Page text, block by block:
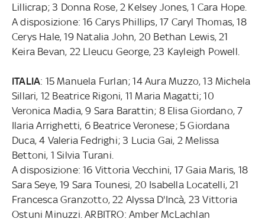
Lillicrap; 3 Donna Rose, 2 Kelsey Jones, 1 Cara Hope.
A disposizione: 16 Carys Phillips, 17 Caryl Thomas, 18
Cerys Hale, 19 Natalia John, 20 Bethan Lewis, 21
Keira Bevan, 22 Lleucu George, 23 Kayleigh Powell.
ITALIA: 15 Manuela Furlan; 14 Aura Muzzo, 13 Michela
Sillari, 12 Beatrice Rigoni, 11 Maria Magatti; 10
Veronica Madia, 9 Sara Barattin; 8 Elisa Giordano, 7
Ilaria Arrighetti, 6 Beatrice Veronese; 5 Giordana
Duca, 4 Valeria Fedrighi; 3 Lucia Gai, 2 Melissa
Bettoni, 1 Silvia Turani.
A disposizione: 16 Vittoria Vecchini, 17 Gaia Maris, 18
Sara Seye, 19 Sara Tounesi, 20 Isabella Locatelli, 21
Francesca Granzotto, 22 Alyssa D'Incà, 23 Vittoria
Ostuni Minuzzi. ARBITRO: Amber McLachlan